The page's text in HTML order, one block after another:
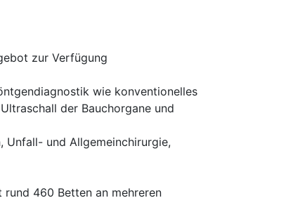
zur Verfügung
wie konventionelles
der Bauchorgane und
Unfall- und Allgemeinchirurgie,
rund 460 Betten an mehreren